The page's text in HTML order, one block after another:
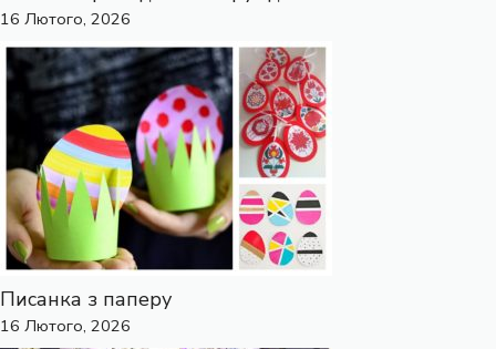
16 Лютого, 2026
Писанка з паперу
16 Лютого, 2026